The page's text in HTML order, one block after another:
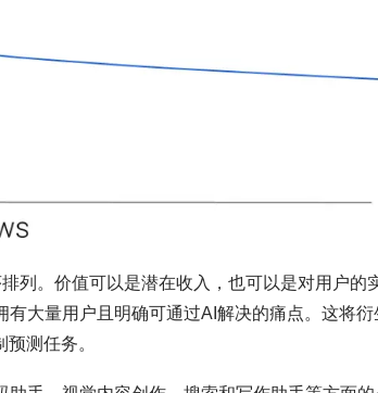
列。价值可以是潜在收入，也可以是对用户的
大量用户且明确可通过AI解决的痛点。这将衍
测任务。